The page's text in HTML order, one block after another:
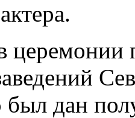
церемонии
был дан